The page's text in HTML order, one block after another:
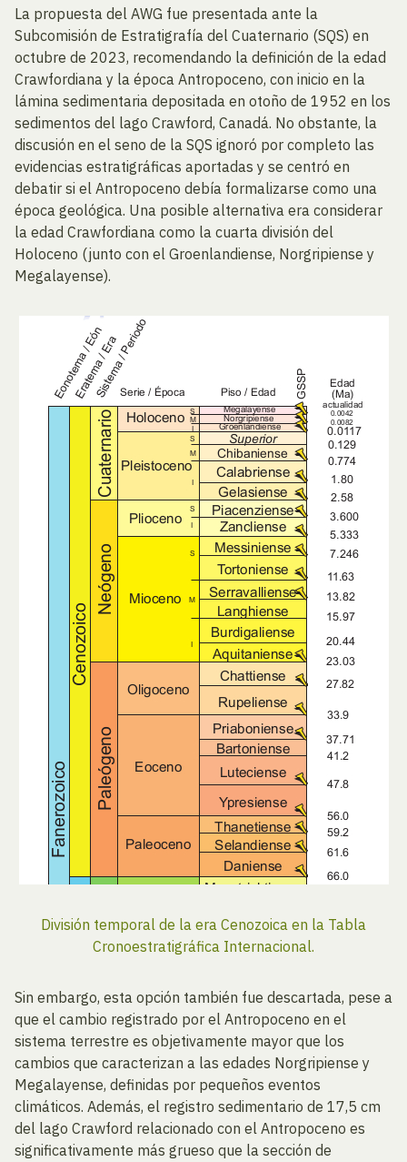
La propuesta del AWG fue presentada ante la
Subcomisión de Estratigrafía del Cuaternario (SQS) en
octubre de 2023, recomendando la definición de la edad
Crawfordiana y la época Antropoceno, con inicio en la
lámina sedimentaria depositada en otoño de 1952 en los
sedimentos del lago Crawford, Canadá. No obstante, la
discusión en el seno de la SQS ignoró por completo las
evidencias estratigráficas aportadas y se centró en
debatir si el Antropoceno debía formalizarse como una
época geológica. Una posible alternativa era considerar
la edad Crawfordiana como la cuarta división del
Holoceno (junto con el Groenlandiense, Norgripiense y
Megalayense).
División temporal de la era Cenozoica en la Tabla
Cronoestratigráfica Internacional.
Sin embargo, esta opción también fue descartada, pese a
que el cambio registrado por el Antropoceno en el
sistema terrestre es objetivamente mayor que los
cambios que caracterizan a las edades Norgripiense y
Megalayense, definidas por pequeños eventos
climáticos. Además, el registro sedimentario de 17,5 cm
del lago Crawford relacionado con el Antropoceno es
significativamente más grueso que la sección de